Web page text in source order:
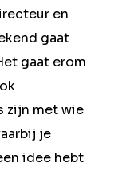
en
gaat
gaat erom
zijn met wie
je
idee hebt